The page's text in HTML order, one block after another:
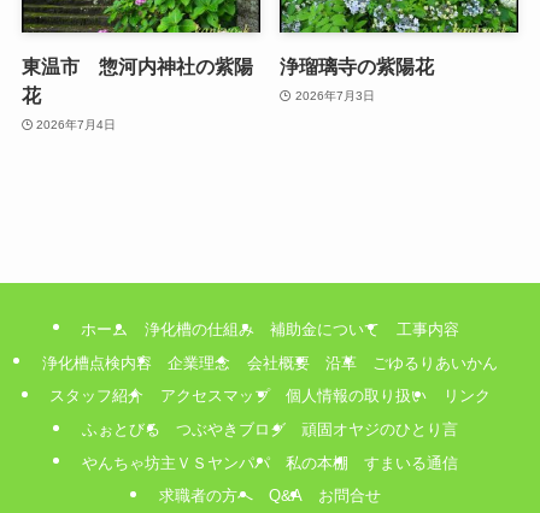
東温市 惣河内神社の紫陽
花
2026年7月4日
浄瑠璃寺の紫陽花
2026年7月3日
ホーム 浄化槽の仕組み 補助金について
工事内容
浄化槽点検内容
企業理念 会社概要 沿革
ごゆるりあいかん
スタッフ紹介
アクセスマップ 個人情報の取り扱い
リンク
ふぉとびる
つぶやきブログ
頑固オヤジのひとり言
やんちゃ坊主ＶＳヤンパパ
私の本棚
すまいる通信
求職者の方へ
Q&A お問合せ